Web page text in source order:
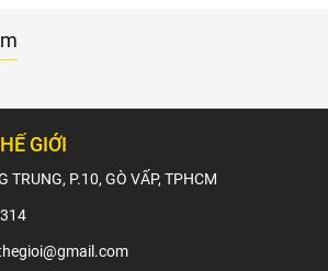
GIỚI
TRUNG, P.10, GÒ VẤP, TPHCM